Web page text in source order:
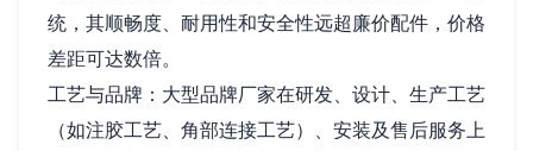
统，其顺畅度、耐用性和安全性远超廉价配件，价格
差距可达数倍。
工艺与品牌：大型品牌厂家在研发、设计、生产工艺
（如注胶工艺、角部连接工艺）、安装及售后服务上